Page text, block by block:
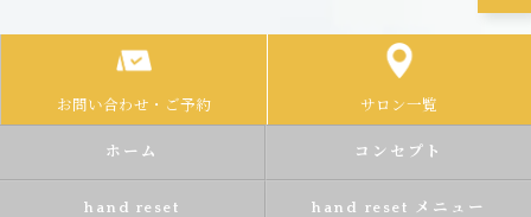
お問い合わせ・ご予約 サロン一覧
ホーム コンセプト
hand reset hand reset メニュー